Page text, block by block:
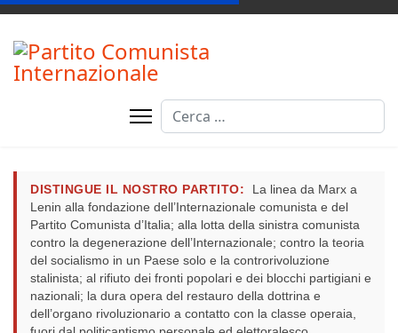
Cerca
DISTINGUE IL NOSTRO PARTITO:
La linea da Marx a
Lenin alla fondazione dell’Internazionale comunista e del
Partito Comunista d’Italia; alla lotta della sinistra comunista
contro la degenerazione dell’Internazionale; contro la teoria
del socialismo in un Paese solo e la controrivoluzione
stalinista; al rifiuto dei fronti popolari e dei blocchi partigiani e
nazionali; la dura opera del restauro della dottrina e
dell’organo rivoluzionario a contatto con la classe operaia,